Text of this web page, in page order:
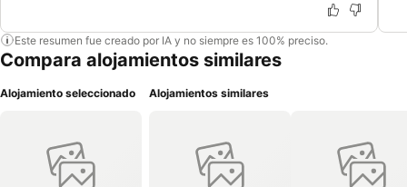
Este resumen fue creado por IA y no siempre es 100% preciso.
Compara alojamientos similares
Alojamiento seleccionado Alojamientos similares